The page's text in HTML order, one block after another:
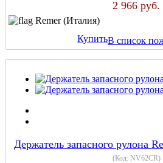
2 966 руб.
Remer (Италия)
КупитьВ список
Держатель запасного рулона
(Код: NV62CR)